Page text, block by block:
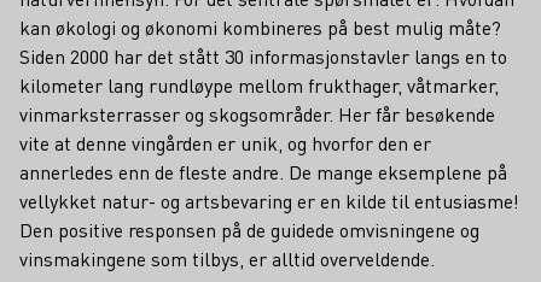
kan økologi og økonomi kombineres på best mulig måte?
Siden 2000 har det stått 30 informasjonstavler langs en to
kilometer lang rundløype mellom frukthager, våtmarker,
vinmarksterrasser og skogsområder. Her får besøkende
vite at denne vingården er unik, og hvorfor den er
annerledes enn de fleste andre. De mange eksemplene på
vellykket natur- og artsbevaring er en kilde til entusiasme!
Den positive responsen på de guidede omvisningene og
vinsmakingene som tilbys, er alltid overveldende.